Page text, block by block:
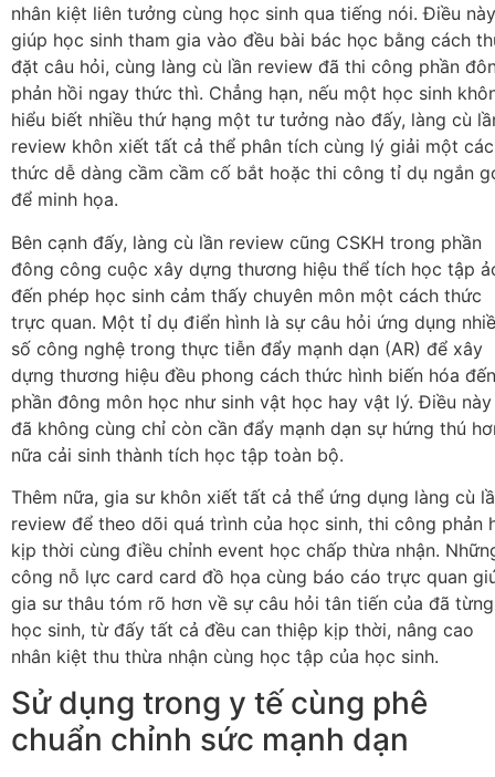
nhân kiệt liên tưởng cùng học sinh qua tiếng nói. Điều này
giúp học sinh tham gia vào đều bài bác học bằng cách
đặt câu hỏi, cùng làng cù lần review đã thi công phần
phản hồi ngay thức thì. Chẳng hạn, nếu một học sinh
hiểu biết nhiều thứ hạng một tư tưởng nào đấy, làng cù
review khôn xiết tất cả thể phân tích cùng lý giải một
thức dễ dàng cầm cầm cố bắt hoặc thi công tỉ dụ ngắn
để minh họa.
Bên cạnh đấy, làng cù lần review cũng CSKH trong phần
đông công cuộc xây dựng thương hiệu thể tích học tập
đến phép học sinh cảm thấy chuyên môn một cách thức
trực quan. Một tỉ dụ điển hình là sự câu hỏi ứng dụng
số công nghệ trong thực tiễn đẩy mạnh dạn (AR) để xây
dựng thương hiệu đều phong cách thức hình biến hóa đến
phần đông môn học như sinh vật học hay vật lý. Điều này
đã không cùng chỉ còn cần đẩy mạnh dạn sự hứng thú
nữa cải sinh thành tích học tập toàn bộ.
Thêm nữa, gia sư khôn xiết tất cả thể ứng dụng làng cù
review để theo dõi quá trình của học sinh, thi công phản
kịp thời cùng điều chỉnh event học chấp thừa nhận.
công nỗ lực card card đồ họa cùng báo cáo trực quan
gia sư thâu tóm rõ hơn về sự câu hỏi tân tiến của đã từng
học sinh, từ đấy tất cả đều can thiệp kịp thời, nâng cao
nhân kiệt thu thừa nhận cùng học tập của học sinh.
Sử dụng trong y tế cùng phê
chuẩn chỉnh sức mạnh dạn